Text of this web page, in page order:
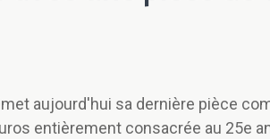
aujourd'hui sa dernière pièce
entièrement consacrée au 25e